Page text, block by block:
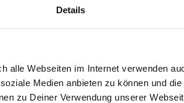
Details
alle Webseiten im Internet verwenden
Medien anbieten zu können und
zu Deiner Verwendung unserer
Computer & Software